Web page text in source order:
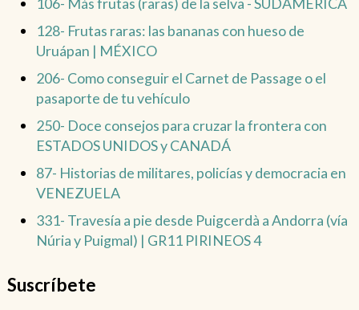
128- Frutas raras: las bananas con hueso de
Uruápan | MÉXICO
206- Como conseguir el Carnet de Passage o el
pasaporte de tu vehículo
250- Doce consejos para cruzar la frontera con
ESTADOS UNIDOS y CANADÁ
87- Historias de militares, policías y democracia en
VENEZUELA
331- Travesía a pie desde Puigcerdà a Andorra (vía
Núria y Puigmal) | GR11 PIRINEOS 4
Suscríbete